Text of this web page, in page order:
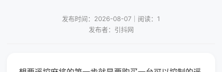
发布时间：2026-08-07｜阅读：1
发布者：引抖网